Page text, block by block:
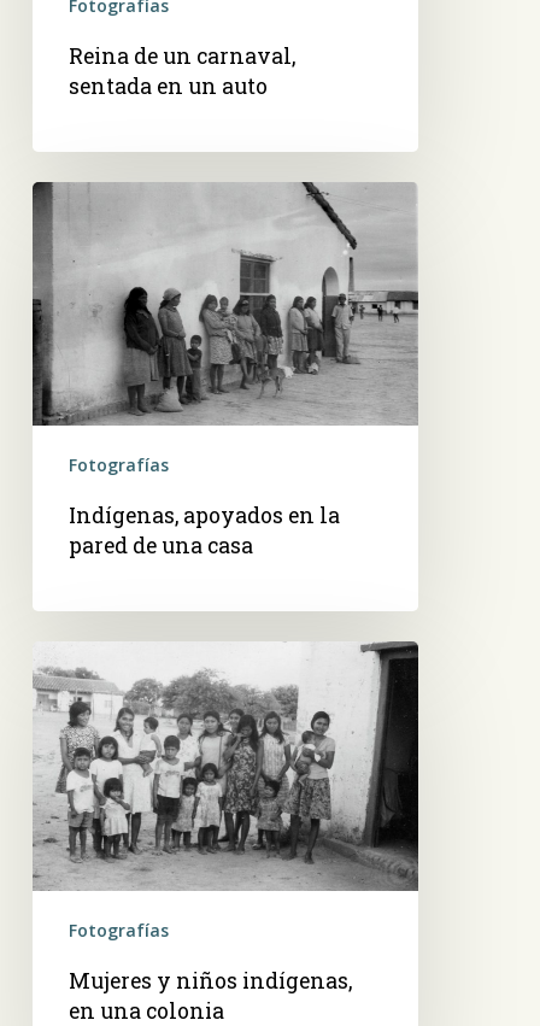
Fotografías
Reina de un carnaval,
sentada en un auto
Indígenas,
apoyados
pared
de
una
casa
Fotografías
Indígenas, apoyados en la
pared de una casa
y
niños
indígenas,
en
una
colonia
Fotografías
Mujeres y niños indígenas,
en una colonia